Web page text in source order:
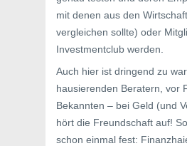
mit denen aus den
vergleichen sollte) oder
Investmentclub werden.
Auch hier ist dringend zu
hausierenden Beratern, vor
Bekannten – bei Geld (und
hört die Freundschaft auf!
schon einmal fest: